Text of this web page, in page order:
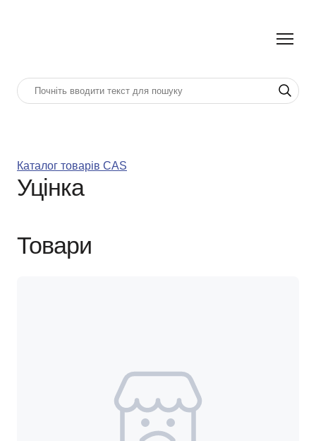
Каталог товарів CAS
Уцінка
Товари